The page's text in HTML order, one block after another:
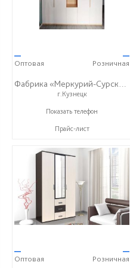
—
Оптовая
—
Розничная
Фабрика «Меркурий-Сурский»
г.Кузнецк
+7 (8415) 73-05-06
Показать телефон
Прайс-лист
—
Оптовая
—
Розничная